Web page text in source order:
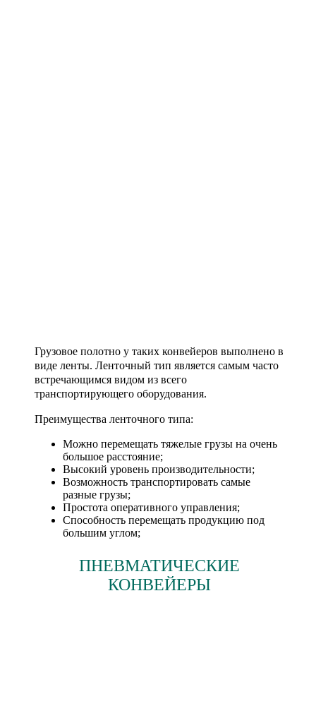
Грузовое полотно у таких конвейеров выполнено в
виде ленты. Ленточный тип является самым часто
встречающимся видом из всего
транспортирующего оборудования.
Преимущества ленточного типа:
Можно перемещать тяжелые грузы на очень
большое расстояние;
Высокий уровень производительности;
Возможность транспортировать самые
разные грузы;
Простота оперативного управления;
Способность перемещать продукцию под
большим углом;
ПНЕВМАТИЧЕСКИЕ
КОНВЕЙЕРЫ